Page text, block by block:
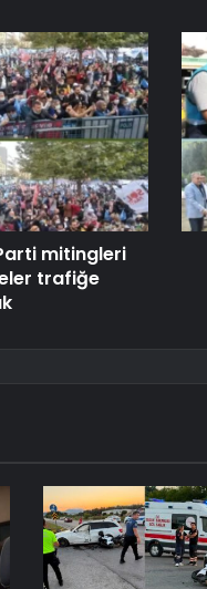
mitingleri
trafiğe